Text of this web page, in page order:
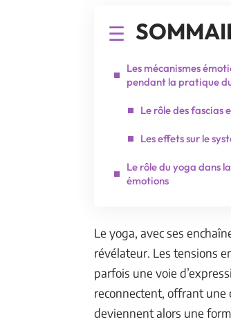
Les mécanismes
pendant la pratique
Le rôle des fascias
Les effets sur le
Le rôle du yoga dans
émotions
Le yoga, avec ses
révélateur. Les tensions
parfois une voie
reconnectent, offrant
deviennent alors une